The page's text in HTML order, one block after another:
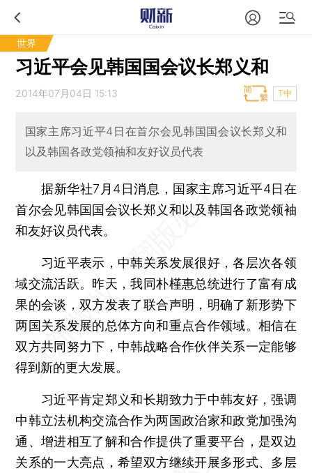
世界
习近平会见韩国国会议长郑义和
2014年07月04日 15:13 T中
国家主席习近平4日在首尔会见韩国国会议长郑义和
以及韩国各政党领袖和友好议员代表
据新华社7月4日消息，国家主席习近平4日在
首尔会见韩国国会议长郑义和以及韩国各政党领袖
和友好议员代表。
习近平表示，中韩关系发展很好，各层次各领
域交流活跃。昨天，我同朴槿惠总统进行了富有成
果的会谈，双方发表了联合声明，明确了新形势下
两国关系发展的总体方向和重点合作领域。相信在
双方共同努力下，中韩战略合作伙伴关系一定能够
得到新的更大发展。
习近平肯定郑义和长期致力于中韩友好，强调
中韩立法机构交流合作为两国政治家和政党加强沟
通、增进相互了解和合作提供了重要平台，是双边
关系的一大亮点，希望双方继续开展多形式、多层